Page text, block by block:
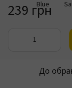
239 грн
До